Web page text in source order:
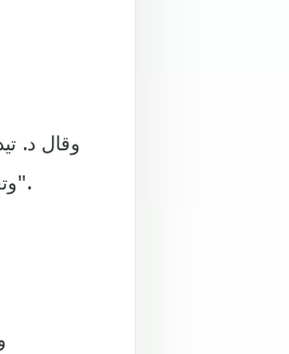
وقال د.
وتعمل منظمة الصحة العالمية والشركاء بشكل وثيق مع تلك البلدان للتغلب على الضائقة".